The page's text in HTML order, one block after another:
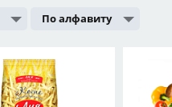
По алфавиту